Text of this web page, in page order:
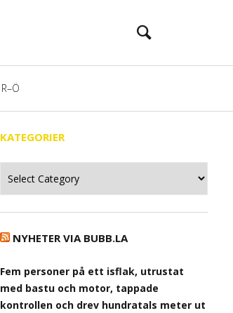
R–Ö
KATEGORIER
NYHETER VIA BUBB.LA
Fem personer på ett isflak, utrustat
med bastu och motor, tappade
kontrollen och drev hundratals meter ut